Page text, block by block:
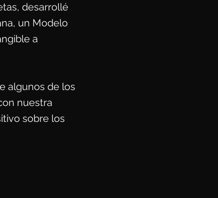
desarrollé
un Modelo
a
algunos de los
nuestra
sobre los